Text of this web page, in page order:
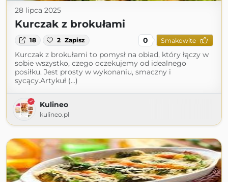
28 lipca 2025
Kurczak z brokułami
18 2 Zapisz 0 Smakowite
Kurczak z brokułami to pomysł na obiad, który łączy w
sobie wszystko, czego oczekujemy od idealnego
posiłku. Jest prosty w wykonaniu, smaczny i
sycący.Artykuł (...)
Kulineo
kulineo.pl